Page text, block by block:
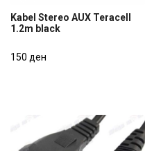
1.2m black
Kabel Stereo AUX Teracell
1.2m black
150 ден